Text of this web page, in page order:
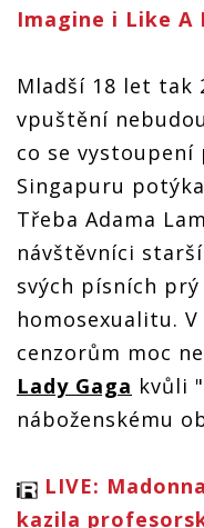
Imagine i Like A
Mladší 18 let tak
vpuštění
co se vystoupení
Singapuru
Třeba Adama
návštěvníci
svých písních
homosexualitu.
cenzorům moc
Lady Gaga kvůli
náboženskému
LIVE:
kazila